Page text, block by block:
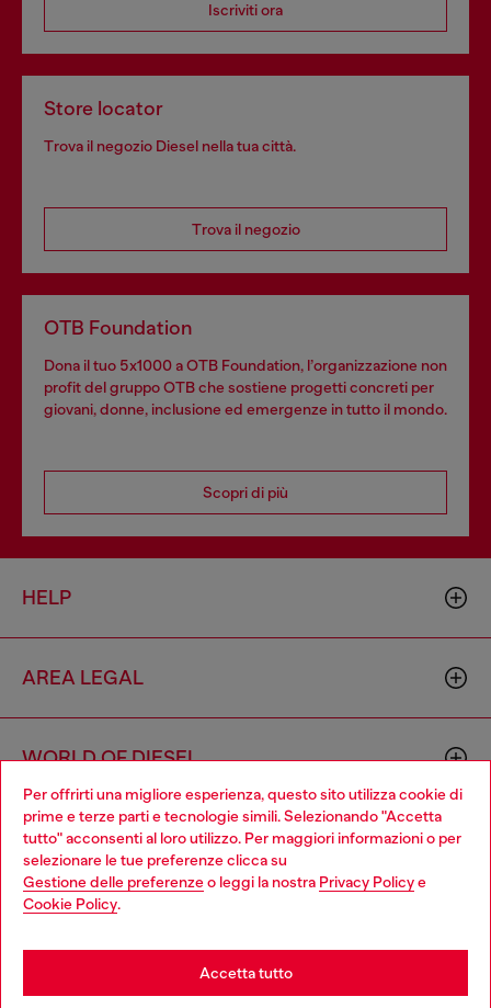
Per offrirti una migliore esperienza, questo sito utilizza cookie di
prime e terze parti e tecnologie simili. Selezionando "Accetta
tutto" acconsenti al loro utilizzo. Per maggiori informazioni o per
selezionare le tue preferenze clicca su
Gestione delle preferenzeo leggi la nostra Privacy Policye
Cookie Policy.
Accetta tutto
Iscriviti ora
Store locator
Trova il negozio Diesel nella tua città.
Trova il negozio
OTB Foundation
Dona il tuo 5x1000 a OTB Foundation, l’organizzazione non
profit del gruppo OTB che sostiene progetti concreti per
giovani, donne, inclusione ed emergenze in tutto il mondo.
Scopri di più
HELP
AREA LEGAL
WORLD OF DIESEL
CORPORATE
Choose your location
You are currently browsing Italia website, but it seems you may
be based in United States